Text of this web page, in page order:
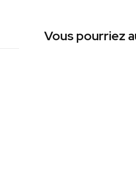
Vous pourriez